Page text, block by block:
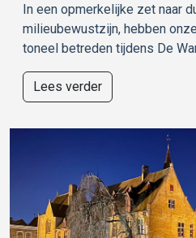
In een opmerkelijke zet naar
milieubewustzijn, hebben
toneel betreden tijdens De
Lees verder